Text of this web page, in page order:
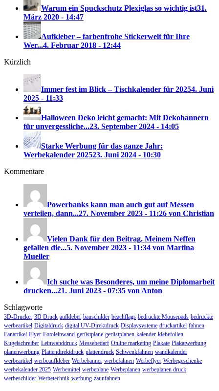
Warum ein Spuckschutz Plexiglas so wichtig ist31.
März 2020 - 14:47
Aufkleber – farbenfrohe Stickerwelt für Ihre
Wer...4. Februar 2018 - 12:44
Kürzlich
Immer fest im Blick – Tischkalender für 20254. Juni
2025 - 11:33
Halloween Deko leicht gemacht: Mit Dekobannern
für unvergessliche...23. September 2024 - 14:05
Starke Werbung für das ganze Jahr:
Werbekalender 202523. Juni 2024 - 10:30
Kommentare
Powerbanks kann man auch gut auf Messen
verteilen, dann...27. November 2023 - 11:26 von Christian
Vielen Dank für den Beitrag. Meinem Neffen
gefallen die...5. November 2023 - 11:34 von Martina
Mueller
Ich suche was Besonderes, um meine Diplomarbeit
drucken...21. Juni 2023 - 07:35 von Anton
Schlagworte
3D-Drucker 3D Druck aufkleber bauschilder beachflags bedruckte Mousepads bedruckte
werbeartikel Digitaldruck digital UV-Direktdruck Displaysysteme druckartikel fahnen
Fanartikel Flyer Fotoleinwand gerüstplane gerüstplanen kalender klebefolien
Kugelschreiber Leinwanddruck Messebedarf Online marketing Plakate Plakatwerbung
planenwerbung Plattendirektdruck plattendruck Schwenkfahnen wandkalender
werbeartikel werbeaufkleber Werbebanner werbefahnen Werbeflyer Werbegeschenke
werbekalender 2025 Werbemittel werbeplane Werbeplanen werbeplanen druck
werbeschilder Werbetechnik werbung zaunfahnen